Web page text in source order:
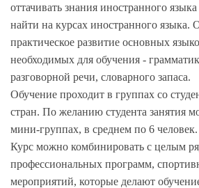
оттачивать знания иностранного
найти на курсах иностранного языка.
практическое развитие основных
необходимых для обучения -
разговорной речи, словарного запаса.
Обучение проходит в группах со
стран. По желанию студента занятия
мини-группах, в среднем по 6 человек.
Курс можно комбинировать с целым
профессиональных программ,
мероприятий, которые делают